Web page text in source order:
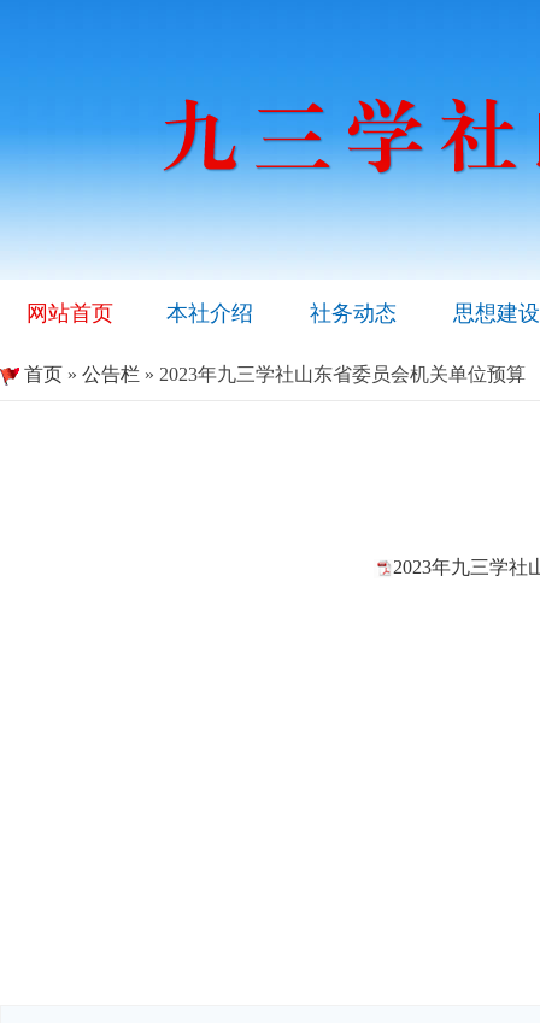
网站首页 本社介绍 社务动态 思想建设
首页 » 公告栏 » 2023年九三学社山东省委员会机关单位预算
2023年九三学社